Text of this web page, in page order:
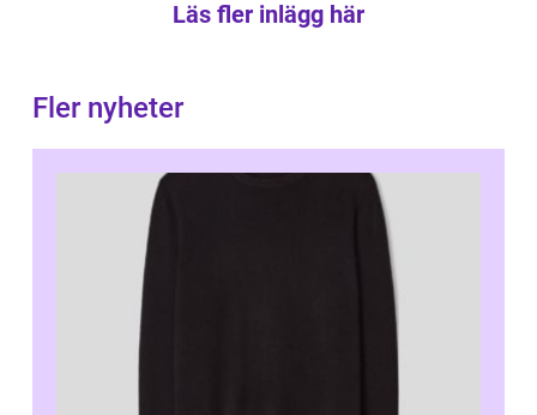
Läs fler inlägg här
Fler nyheter